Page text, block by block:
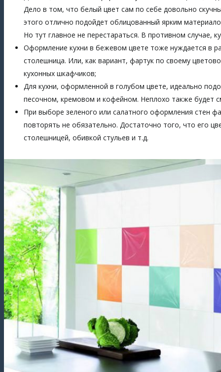
Дело в том, что белый цвет сам по себе довольно
этого отлично подойдет облицованный ярким
Но тут главное не перестараться. В противном случае,
Оформление кухни в бежевом цвете тоже нуждается в
столешница. Или, как вариант, фартук по своему
кухонных шкафчиков;
Для кухни, оформленной в голубом цвете, идеально
песочном, кремовом и кофейном. Неплохо также будет
При выборе зеленого или салатного оформления стен
повторять не обязательно. Достаточно того, что его
столешницей, обивкой стульев и т.д.